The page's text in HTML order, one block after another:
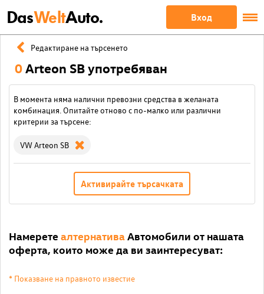
DasWeltAuto. Вход
Редактиране на търсенето
0Arteon SB употребяван
В момента няма налични превозни средства в желаната
комбинация. Опитайте отново с по-малко или различни
критерии за търсене:
VW Arteon SB
Активирайте търсачката
Намерете алтернативаАвтомобили от нашата
оферта, които може да ви заинтересуват:
* Показване на правното известие